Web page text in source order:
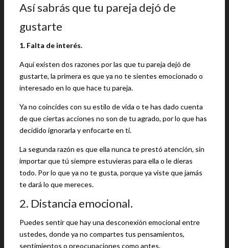
Así sabrás que tu pareja dejó de
gustarte
1. Falta de interés.
Aquí existen dos razones por las que tu pareja dejó de
gustarte, la primera es que ya no te sientes emocionado o
interesado en lo que hace tu pareja.
Ya no coincides con su estilo de vida o te has dado cuenta
de que ciertas acciones no son de tu agrado, por lo que has
decidido ignorarla y enfocarte en ti.
La segunda razón es que ella nunca te prestó atención, sin
importar que tú siempre estuvieras para ella o le dieras
todo. Por lo que ya no te gusta, porque ya viste que jamás
te dará lo que mereces.
2. Distancia emocional.
Puedes sentir que hay una desconexión emocional entre
ustedes, donde ya no compartes tus pensamientos,
sentimientos o preocupaciones como antes.